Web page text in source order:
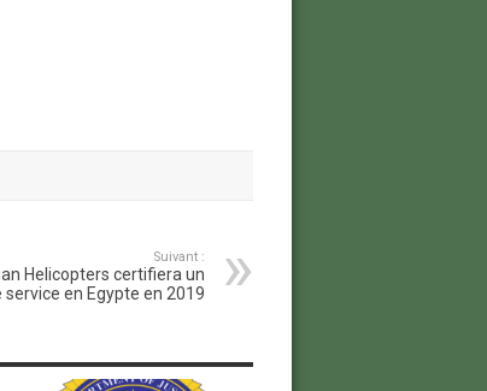
Suivant :
Helicopters certifiera un
service en Egypte en 2019